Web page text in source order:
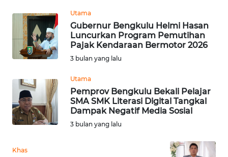
Utama
Gubernur Bengkulu Helmi Hasan
Luncurkan Program Pemutihan
Pajak Kendaraan Bermotor 2026
3 bulan yang lalu
Utama
Pemprov Bengkulu Bekali Pelajar
SMA SMK Literasi Digital Tangkal
Dampak Negatif Media Sosial
3 bulan yang lalu
Khas
WN
GORONTALO
WN
MALUKU
MALUT